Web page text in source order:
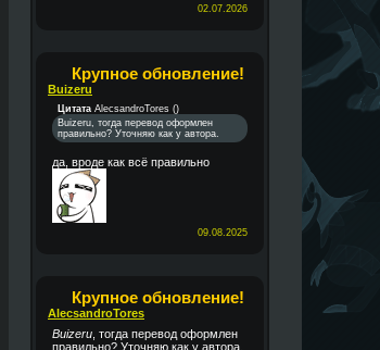
02.07.2026
Крупное обновление!
Buizeru
Цитата AlecsandroTores ()
Buizeru, тогда перевод оформлен
правильно? Уточняю как у автора.
да, вроде как всё правильно
09.08.2025
Крупное обновление!
AlecsandroTores
Buizeru , тогда перевод оформлен
правильно? Уточняю как у автора.